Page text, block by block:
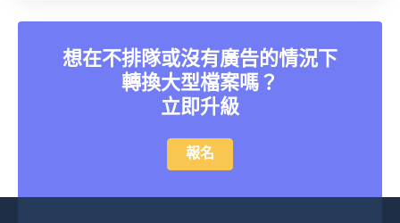
想在不排隊或沒有廣告的情況下
轉換大型檔案嗎？
立即升級
報名